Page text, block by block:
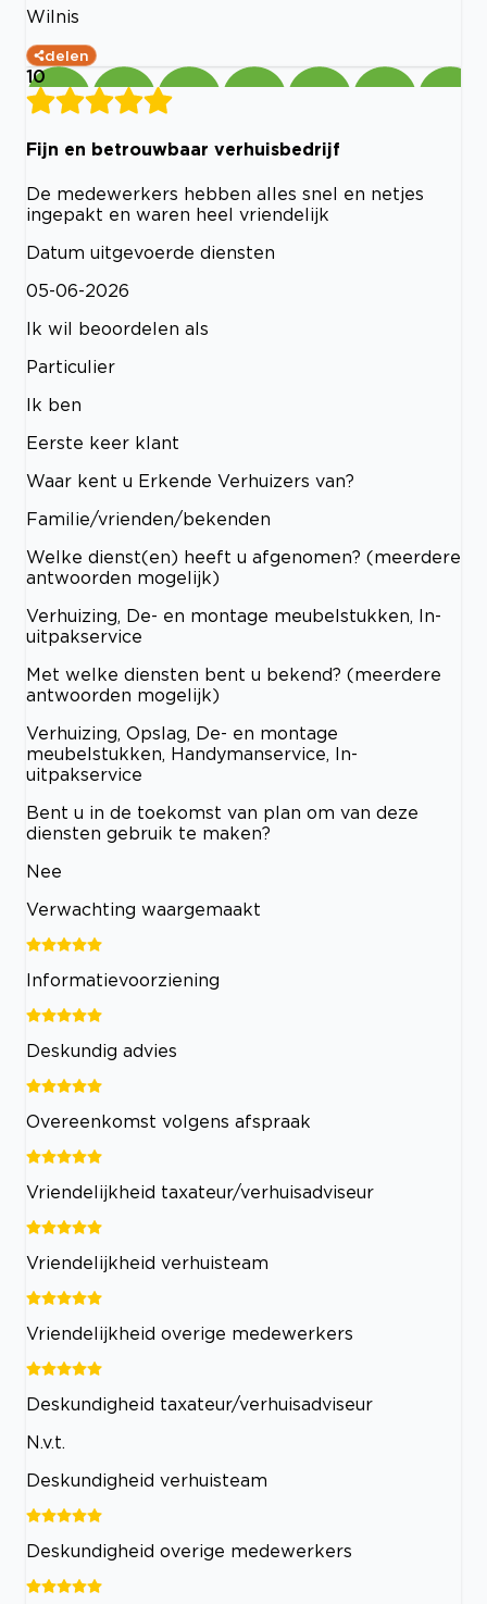
Wilnis
delen
10
Fijn en betrouwbaar verhuisbedrijf
De medewerkers hebben alles snel en netjes
ingepakt en waren heel vriendelijk
Datum uitgevoerde diensten
05-06-2026
Ik wil beoordelen als
Particulier
Ik ben
Eerste keer klant
Waar kent u Erkende Verhuizers van?
Familie/vrienden/bekenden
Welke dienst(en) heeft u afgenomen? (meerdere
antwoorden mogelijk)
Verhuizing, De- en montage meubelstukken, In-
uitpakservice
Met welke diensten bent u bekend? (meerdere
antwoorden mogelijk)
Verhuizing, Opslag, De- en montage
meubelstukken, Handymanservice, In-
uitpakservice
Bent u in de toekomst van plan om van deze
diensten gebruik te maken?
Nee
Verwachting waargemaakt
Informatievoorziening
Deskundig advies
Overeenkomst volgens afspraak
Vriendelijkheid taxateur/verhuisadviseur
Vriendelijkheid verhuisteam
Vriendelijkheid overige medewerkers
Deskundigheid taxateur/verhuisadviseur
N.v.t.
Deskundigheid verhuisteam
Deskundigheid overige medewerkers